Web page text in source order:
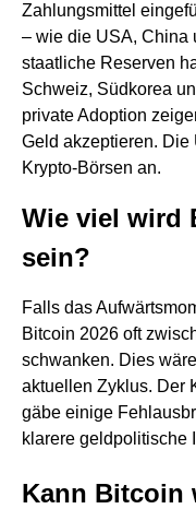
Zahlungsmittel
– wie die USA, China
staatliche Reserven
Schweiz, Südkorea
private Adoption
Geld akzeptieren. Die
Krypto-Börsen an.
Wie viel wird
sein?
Falls das
Bitcoin 2026 oft
schwanken. Dies
aktuellen Zyklus. Der
gäbe einige
klarere geldpolitische
Kann Bitcoin